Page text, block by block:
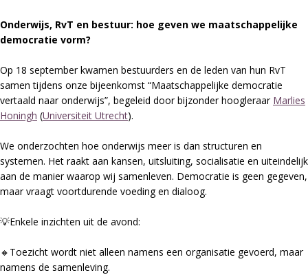
Onderwijs, RvT en bestuur: hoe geven we maatschappelijke
democratie vorm?
Op 18 september kwamen bestuurders en de leden van hun RvT
samen tijdens onze bijeenkomst “Maatschappelijke democratie
vertaald naar onderwijs”, begeleid door bijzonder hoogleraar Marlies
Honingh (Universiteit Utrecht).
We onderzochten hoe onderwijs meer is dan structuren en
systemen. Het raakt aan kansen, uitsluiting, socialisatie en uiteindelijk
aan de manier waarop wij samenleven. Democratie is geen gegeven,
maar vraagt voortdurende voeding en dialoog.
💡Enkele inzichten uit de avond:
🔸Toezicht wordt niet alleen namens een organisatie gevoerd, maar
namens de samenleving.